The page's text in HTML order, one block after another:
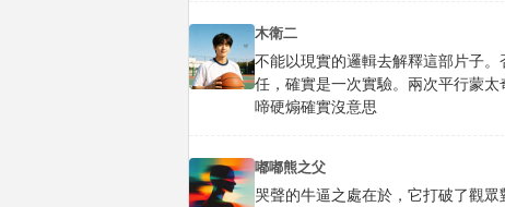
木衛二
不能以現實的邏輯去解釋這部片子
任，確實是一次實驗。兩次平行蒙
啼硬煽確實沒意思
嘟嘟熊之父
哭聲的牛逼之處在於，它打破了觀